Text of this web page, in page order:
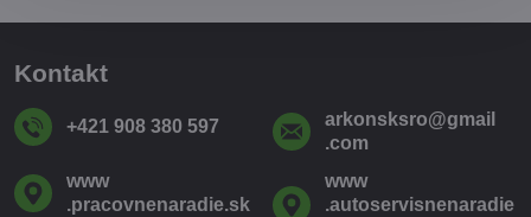
Kontakt
+421 908 380 597
arkonsksro​@gmail​
.com
www​
.pracovnenaradie​.sk
www​
.autoservisnenaradie​